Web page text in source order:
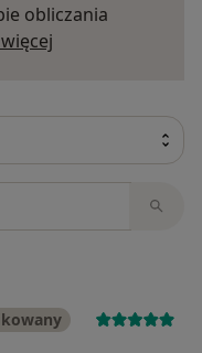
obliczania